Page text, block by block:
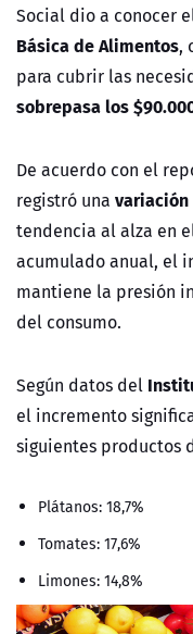
Social dio a conocer
Básica de Alimentos,
para cubrir las
sobrepasa los
De acuerdo con el
registró una variación
tendencia al alza en
acumulado anual, el
mantiene la presión
del consumo.
Según datos del
el incremento
siguientes productos
Plátanos: 18,7%
Tomates: 17,6%
Limones: 14,8%